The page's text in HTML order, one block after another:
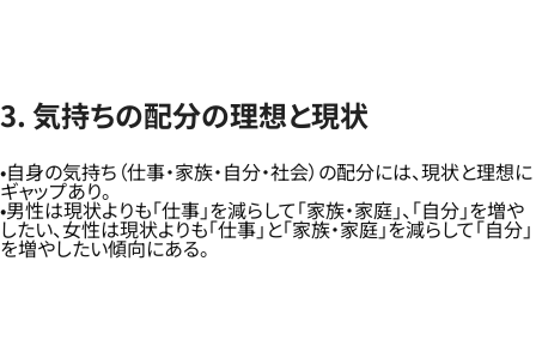
3. 気持ちの配分の理想と現状
自身の気持ち（仕事・家族・自分・社会）の配分には、現状と理想に
ギャップあり。
男性は現状よりも「仕事」を減らして「家族・家庭」、「自分」を増や
したい、女性は現状よりも「仕事」と「家族・家庭」を減らして「自分」
を増やしたい傾向にある。